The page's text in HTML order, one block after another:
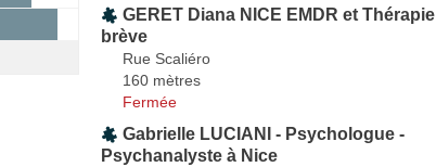
GERET Diana NICE EMDR et Thérapie
brève
Rue Scaliéro
160 mètres
Fermée
Gabrielle LUCIANI - Psychologue -
Psychanalyste à Nice